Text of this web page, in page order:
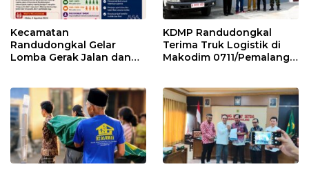
Kecamatan
Randudongkal Gelar
Lomba Gerak Jalan dan
KDMP Randudongkal
Terima Truk Logistik di
Makodim 0711/Pemalang